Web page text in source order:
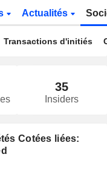
Actualités
Transactions d'initiés
35
Insiders
Cotées liées: